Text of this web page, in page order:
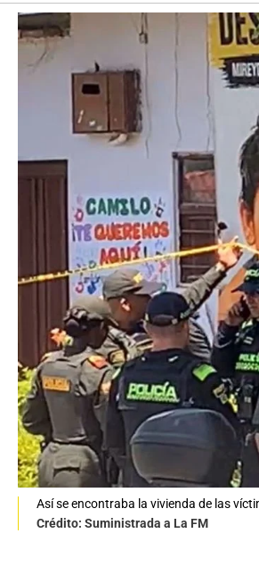
Así se encontraba la vivienda de las
Crédito: Suministrada a La FM